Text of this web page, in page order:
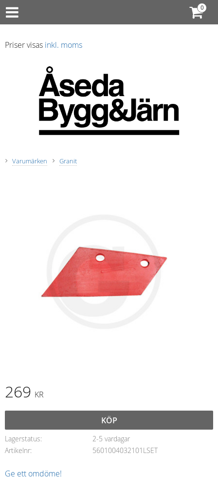
Priser visas inkl. moms
Varumärken Granit
269 KR
KÖP
Lagerstatus
2-5 vardagar
Artikelnr
5601004032101LSET
Ge ett omdöme!